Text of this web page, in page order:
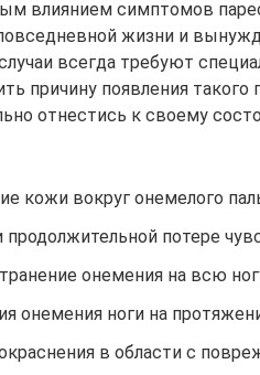
влиянием симптомов
жизни и
всегда требуют
причину появления такого
отнестись к своему
кожи вокруг онемелого
продолжительной потере
онемения на всю
онемения ноги на
в области с